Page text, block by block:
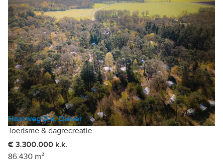
Haarweg 2-a, Diever
Toerisme & dagrecreatie
€ 3.300.000 k.k.
86.430 m²